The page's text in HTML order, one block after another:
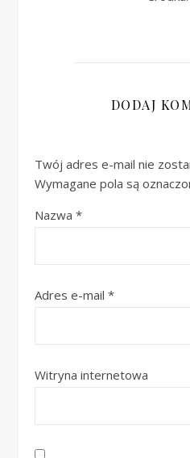
DODAJ
Twój adres e-mail nie
Wymagane pola są
Nazwa *
Adres e-mail *
Witryna internetowa